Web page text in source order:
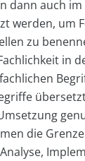
dann auch
werden, um
zu
in
die